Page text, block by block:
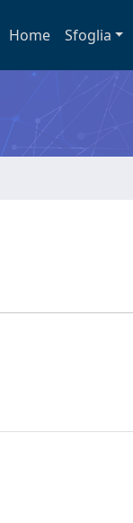
Home Sfoglia